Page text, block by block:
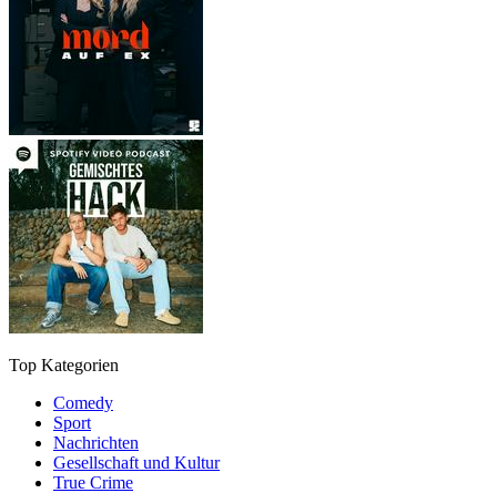
Top Kategorien
Comedy
Sport
Nachrichten
Gesellschaft und Kultur
True Crime